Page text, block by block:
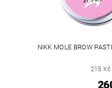
NIKK MOLE BROW
215 Kč